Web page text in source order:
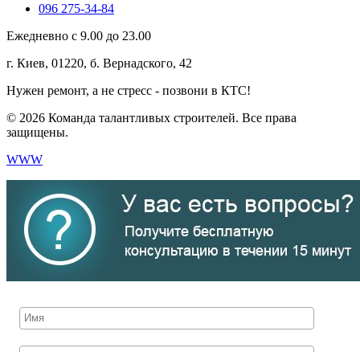
096 275-34-84
Ежедневно с 9.00 до 23.00
г. Киев, 01220, б. Вернадского, 42
Нужен ремонт, а не стресс - позвони в КТС!
© 2026 Команда талантливых строителей. Все права
защищены.
WWW